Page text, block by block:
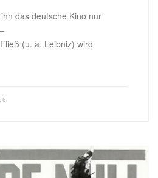
das deutsche Kino nur
(u. a. Leibniz) wird